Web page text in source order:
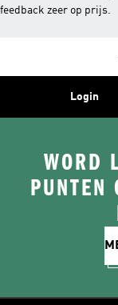
feedback zeer op prijs.
Login
WORD
PUNTEN